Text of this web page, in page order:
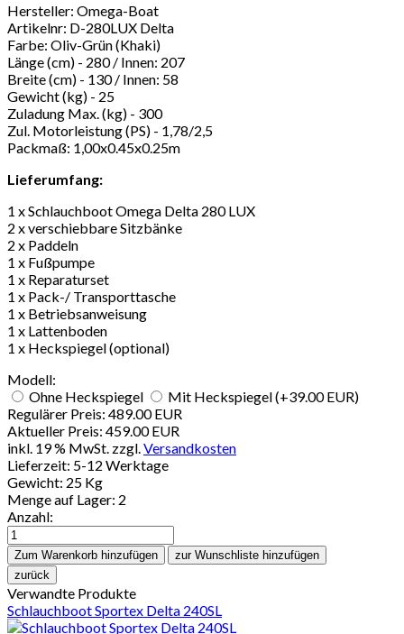
Hersteller: Omega-Boat
Artikelnr: D-280LUX Delta
Farbe: Oliv-Grün (Khaki)
Länge (cm) - 280 / Innen: 207
Breite (cm) - 130 / Innen: 58
Gewicht (kg) - 25
Zuladung Max. (kg) - 300
Zul. Motorleistung (PS) - 1,78/2,5
Packmaß: 1,00x0.45x0.25m
Lieferumfang:
1 x Schlauchboot Omega Delta 280 LUX
2 x verschiebbare Sitzbänke
2 x Paddeln
1 x Fußpumpe
1 x Reparaturset
1 x Pack-/ Transporttasche
1 x Betriebsanweisung
1 x Lattenboden
1 x Heckspiegel (optional)
Modell:
Ohne Heckspiegel
Mit Heckspiegel (+39.00 EUR)
Regulärer Preis: 489.00 EUR
Aktueller Preis: 459.00 EUR
inkl. 19 % MwSt. zzgl.Versandkosten
Lieferzeit: 5-12 Werktage
Gewicht: 25 Kg
Menge auf Lager: 2
Anzahl:
Verwandte Produkte
Schlauchboot Sportex Delta 240SL